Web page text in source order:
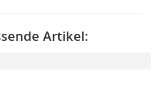
Artikel: